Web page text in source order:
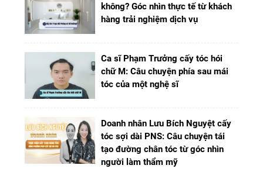
không? Góc nhìn thực tế từ khách
hàng trải nghiệm dịch vụ
Ca sĩ Phạm Trưởng cấy tóc hói
chữ M: Câu chuyện phía sau mái
tóc của một nghệ sĩ
Doanh nhân Lưu Bích Nguyệt cấy
tóc sợi dài PNS: Câu chuyện tái
tạo đường chân tóc từ góc nhìn
người làm thẩm mỹ